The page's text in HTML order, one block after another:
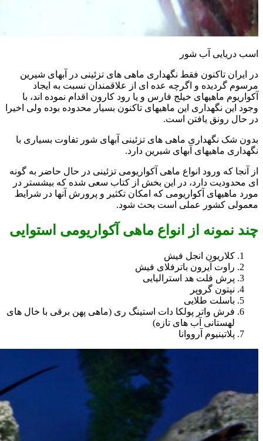
اسب دریایی آب شور
در ایران تاکنون فقط نگهداری ماهی های تزئینی در آبهای شیرین
مرسوم گردیده و اگرچه عده ای از علاقمندان نسبت به ایجاد
آکواریوم ماهیهای خیلج فارس و یا رود کارون اقدام نموده اند، با
وجود این نگهداری این ماهیهای تاکنون بسیار محدوده بوده ولی اخیرا
در حال رونق یافتن است.
بدون شک نگهداری ماهی های تزئینی آبهای شور تفاوت بسیاری با
نگهداری ماهیهای آبهای شیرین دارد.
از آنجا که ورود انواع ماهی آکواریومی تزئینی در حال حاضر به گونه
ای محدودیت دارد، در این بخش از کتاب سعی شده که بیشستر در
مورد ماهیهای آکواریومی که امکان تکثیر و پرورش آنها در شرایط
معمولی کشور عملی است بحث شود.
چند نمونه از انواع ماهی آکواریومی استوایی
کلاریون انجل فیش
راوت آیرون باترفلای فیش
پرش فلت هد استرالیایی
نپتون گروپر
باسلت طلایی
فرش واتر پولکا دات استینگ ری (ماهی پهن برقی با خال های
لهستانی آب های تازه)
پلاتینیوم آرووانا